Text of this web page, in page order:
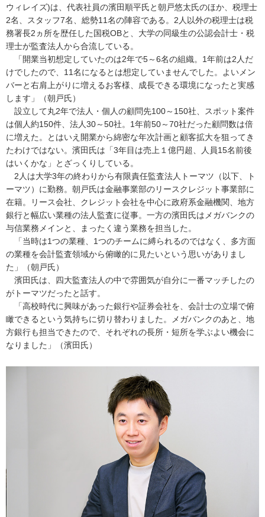
ウィレイズ)は、代表社員の濱田順平氏と朝戸悠太氏のほか、税理士
2名、スタッフ7名、総勢11名の陣容である。2人以外の税理士は税
務署長2ヵ所を歴任した国税OBと、大学の同級生の公認会計士・税
理士が監査法人から合流している。
「開業当初想定していたのは2年で5～6名の組織。1年前は2人だ
けでしたので、11名になるとは想定していませんでした。よいメン
バーと右肩上がりに増えるお客様、成長できる環境になったと実感
します」（朝戸氏）
設立して丸2年で法人・個人の顧問先100～150社、スポット案件
は個人約150件、法人30～50社。1年前50～70社だった顧問数は倍
に増えた。とはいえ開業から綿密な年次計画と顧客拡大を狙ってき
たわけではない。濱田氏は「3年目は売上１億円超、人員15名前後
はいくかな」とざっくりしている。
2人は大学3年の終わりから有限責任監査法人トーマツ（以下、ト
ーマツ）に勤務。朝戸氏は金融事業部のリースクレジット事業部に
在籍。リース会社、クレジット会社を中心に政府系金融機関、地方
銀行と幅広い業種の法人監査に従事。一方の濱田氏はメガバンクの
与信業務メインと、まったく違う業務を担当した。
「当時は1つの業種、1つのチームに縛られるのではなく、多方面
の業種を会計監査領域から俯瞰的に見たいという思いがありまし
た」（朝戸氏）
濱田氏は、四大監査法人の中で雰囲気が自分に一番マッチしたの
がトーマツだったと話す。
「高校時代に興味があった銀行や証券会社を、会計士の立場で俯
瞰できるという気持ちに切り替わりました。メガバンクのあと、地
方銀行も担当できたので、それぞれの長所・短所を学ぶよい機会に
なりました」（濱田氏）